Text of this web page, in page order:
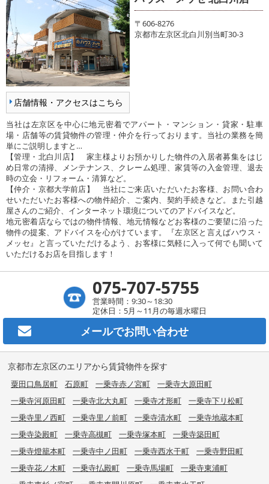
店舗情報・アクセスはこちら
〒606-8276
京都市左京区北白川別当町30-3
当社は左京区を中心に地元密着でアパート・マンション・貸家・駐車
場・店舗等の賃貸物件の管理・仲介を行っております。当社の業務を簡
単にご説明しますと…
【管理・北白川店】 家主様よりお預かりした物件の入居者募集をはじ
め日常の清掃、メンテナンス、クレーム処理、家賃等の入金管理、退去
時の立会・リフォーム・清算など。
【仲介・京都大学前店】 当社にご来店いただいたお客様、お問い合わ
せいただいたお客様への物件紹介、ご案内、契約手続きなど。また引越
屋さんのご紹介、インターネット環境についてのアドバイスなど。
地元密着店ならではの物件情報、地元情報などお客様のご要望に沿った
物件の提案、アドバイスを心がけています。『左京区と言えばハウス・
メッセ』と言っていただけるよう、お客様に気軽に入って何でも聞いて
いただけるお店を目指します！
075-707-5755
営業時間：9:30～18:30
定休日：5月～11月の毎週水曜日
メールでお問い合わせ
京都市左京区のエリアから賃貸物件を探す
粟田口鳥居町 石原町 一乗寺赤ノ宮町
一乗寺大原田町
一乗寺河原田町
一乗寺北大丸町 一乗寺才形町
一乗寺下リ松町
一乗寺里ノ西町
一乗寺里ノ前町 一乗寺清水町
一乗寺地蔵本町
一乗寺染殿町
一乗寺高槻町 一乗寺塚本町
一乗寺築田町
一乗寺燈籠本町
一乗寺中ノ田町 一乗寺西水干町
一乗寺野田町
一乗寺花ノ木町
一乗寺払殿町 一乗寺馬場町
一乗寺東浦町